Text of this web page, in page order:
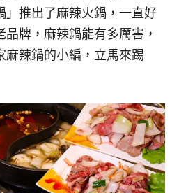
」推出了麻辣火鍋，一直好
牌，麻辣鍋能有多厲害，
麻辣鍋的小編，立馬來踢